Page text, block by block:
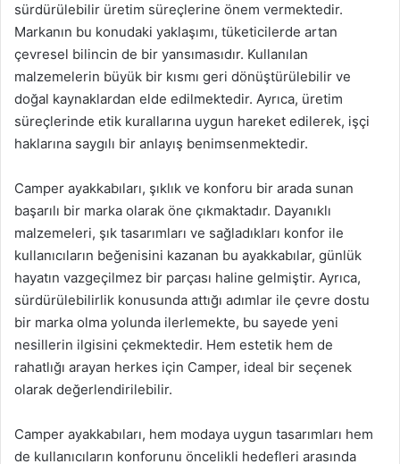
sürdürülebilir üretim süreçlerine önem vermektedir.
Markanın bu konudaki yaklaşımı, tüketicilerde artan
çevresel bilincin de bir yansımasıdır. Kullanılan
malzemelerin büyük bir kısmı geri dönüştürülebilir ve
doğal kaynaklardan elde edilmektedir. Ayrıca, üretim
süreçlerinde etik kurallarına uygun hareket edilerek, işçi
haklarına saygılı bir anlayış benimsenmektedir.
Camper ayakkabıları, şıklık ve konforu bir arada sunan
başarılı bir marka olarak öne çıkmaktadır. Dayanıklı
malzemeleri, şık tasarımları ve sağladıkları konfor ile
kullanıcıların beğenisini kazanan bu ayakkabılar, günlük
hayatın vazgeçilmez bir parçası haline gelmiştir. Ayrıca,
sürdürülebilirlik konusunda attığı adımlar ile çevre dostu
bir marka olma yolunda ilerlemekte, bu sayede yeni
nesillerin ilgisini çekmektedir. Hem estetik hem de
rahatlığı arayan herkes için Camper, ideal bir seçenek
olarak değerlendirilebilir.
Camper ayakkabıları, hem modaya uygun tasarımları hem
de kullanıcıların konforunu öncelikli hedefleri arasında